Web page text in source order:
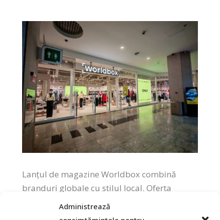
Administrează
Lanțul de magazine Worldbox combină
branduri globale cu stilul local. Oferta
Worldbox include îmbrăcăminte casual,
sport și streetwear, încălțăminte și accesorii.